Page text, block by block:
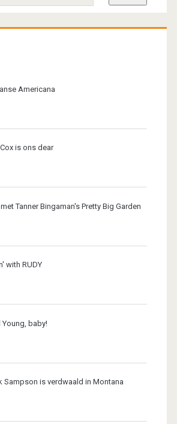
Americana
is ons dear
Tanner Bingaman's Pretty Big Garden
with RUDY
Young, baby!
Sampson is verdwaald in Montana